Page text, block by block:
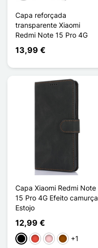
Capa reforçada
transparente Xiaomi
Redmi Note 15 Pro 4G
13,99 €
Capa Xiaomi Redmi Note
15 Pro 4G Efeito camurça
Estojo
12,99 €
PretoVermelho
RosaCastanho
+1